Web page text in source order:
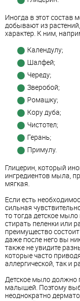
Иногда в этот состав
добывают из
характер. К ним,
Календулу;
Шалфей;
Череду;
Зверобой;
Ромашку;
Кору дуба;
Чистотел;
Герань;
Примулу.
Глицерин, который
ингредиентов мыла,
мягкая.
Если есть
сильная
то тогда детское
стирать пеленки или
преимущество
даже после него вы
также не увидите
которые часто
аллергической, так и
Детское мыло должно
малышей. Поэтому
неоднократно